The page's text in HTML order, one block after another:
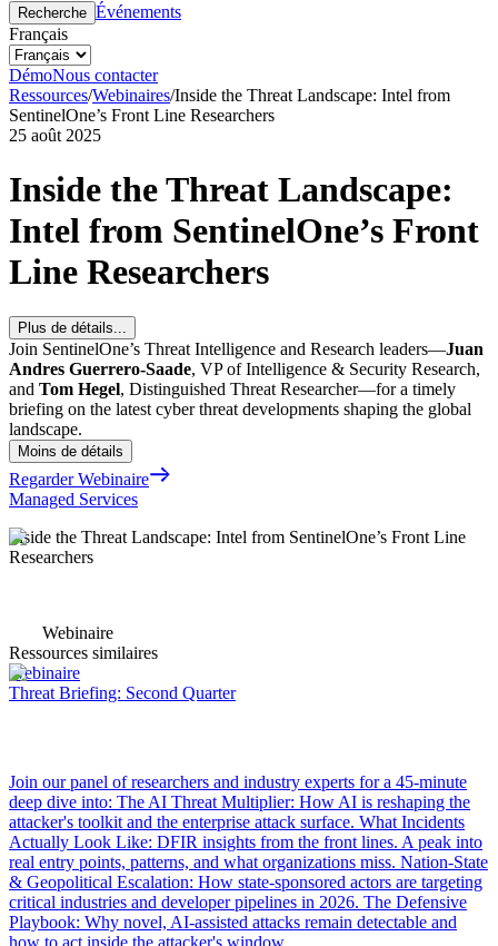
Recherche Événements
Français
DémoNous contacter
Ressources/Webinaires/Inside the Threat Landscape: Intel from
SentinelOne’s Front Line Researchers
25 août 2025
Inside the Threat Landscape:
Intel from SentinelOne’s Front
Line Researchers
Plus de détails...
Join SentinelOne’s Threat Intelligence and Research leaders—Juan
Andres Guerrero-Saade, VP of Intelligence & Security Research,
and Tom Hegel, Distinguished Threat Researcher—for a timely
briefing on the latest cyber threat developments shaping the global
landscape.
Moins de détails
Regarder Webinaire
Managed Services
Inside the Threat Landscape: Intel from SentinelOne’s Front Line
Researchers
Webinaire
Ressources similaires
Webinaire
Threat Briefing: Second Quarter
Join our panel of researchers and industry experts for a 45-minute
deep dive into: The AI Threat Multiplier: How AI is reshaping the
attacker's toolkit and the enterprise attack surface. What Incidents
Actually Look Like: DFIR insights from the front lines. A peak into
real entry points, patterns, and what organizations miss. Nation-State
& Geopolitical Escalation: How state-sponsored actors are targeting
critical industries and developer pipelines in 2026. The Defensive
Playbook: Why novel, AI-assisted attacks remain detectable and